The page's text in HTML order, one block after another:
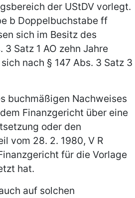
der UStDV vorlegt.
b Doppelbuchstabe ff
sich im Besitz des
3 Satz 1 AO zehn Jahre
nach § 147 Abs. 3 Satz 3
buchmäßigen Nachweises
Finanzgericht über eine
oder den
vom 28. 2. 1980, V R
für die Vorlage
hat.
auf solchen